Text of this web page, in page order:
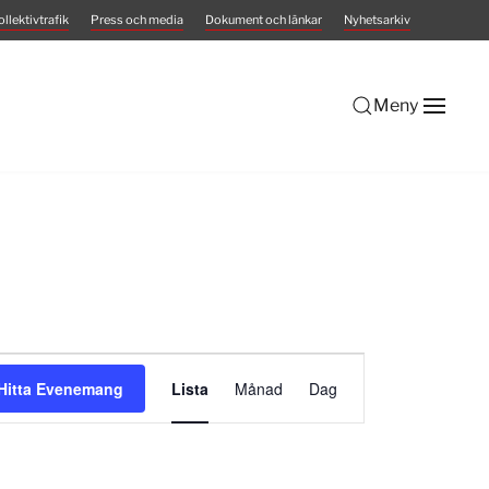
Press och media Dokument och länkar Nyhetsarkiv
Meny
Evenemang
vynavigering
Lista Månad Dag